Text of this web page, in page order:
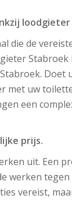
die de
Stabroek
met uw
een
prijs.
uit. Een
werken
vereist,